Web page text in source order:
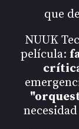
que
NUUK
película: